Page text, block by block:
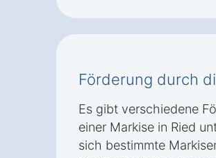
Förderung durch
Es gibt verschiedene
einer Markise in Ried
sich bestimmte